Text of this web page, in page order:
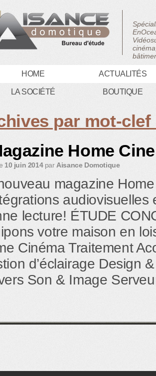
HOME ACTUALITÉS
LA SOCIÉTÉ BOUTIQUE
par mot-
Home
10 juin 2014 par Aisance Domotique
magazine
lecture! ÉTUDE
votre maison en
Cinéma Traitement
d’éclairage Design
Son & Image